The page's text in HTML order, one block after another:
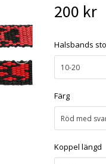
200 kr
Halsbands
10-20
Färg
Röd med
Koppel längd